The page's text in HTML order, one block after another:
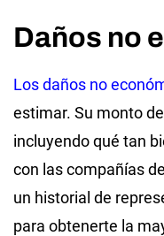
Daños no
Los daños no
estimar. Su monto
incluyendo qué tan
con las compañías
un historial de
para obtenerte la